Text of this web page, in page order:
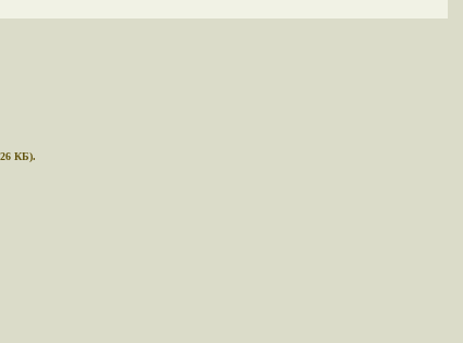
КБ).